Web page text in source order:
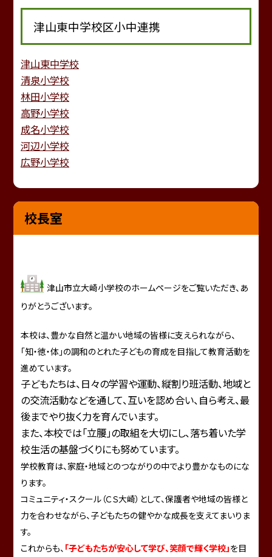
津山東中学校区小中連携
津山東中学校
清泉小学校
林田小学校
高野小学校
成名小学校
河辺小学校
広野小学校
校長室
津山市立大崎小学校のホームページをご覧いただき、あ
りがとうございます。
本校は、豊かな自然と温かい地域の皆様に支えられながら、
「知・徳・体」の調和のとれた子どもの育成を目指して教育活動を
進めています。
子どもたちは、日々の学習や運動、縦割り班活動、地域と
の交流活動などを通して、互いを認め合い、自ら考え、最
後までやり抜く力を育んでいます。
また、本校では「立腰」の取組を大切にし、落ち着いた学
校生活の基盤づくりにも努めています。
学校教育は、家庭・地域とのつながりの中でより豊かなものにな
ります。
コミュニティ・スクール（ＣＳ大崎）として、保護者や地域の皆様と
力を合わせながら、子どもたちの健やかな成長を支えてまいりま
す。
これからも、 「子どもたちが安心して学び、笑顔で輝く学校」を目